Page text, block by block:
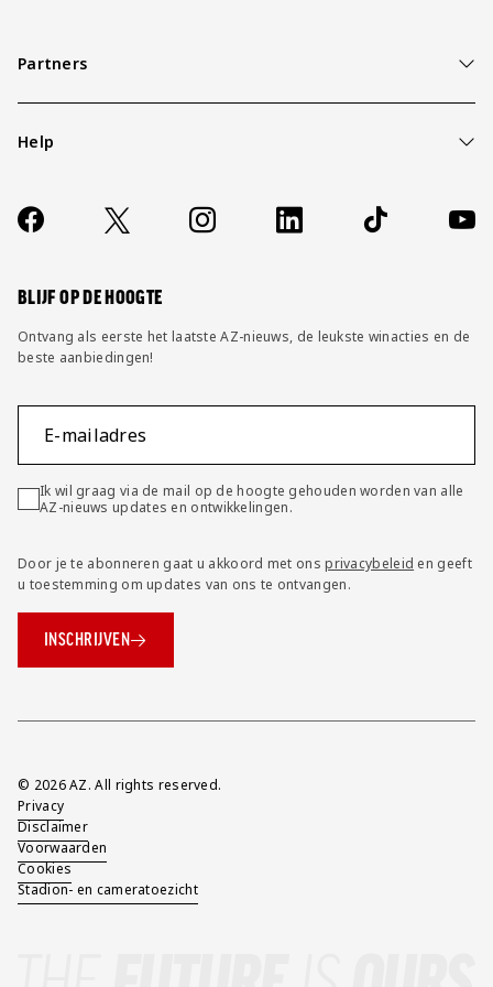
Partners
Help
Contact
FAQ
Socials
https://www.facebook.com/AZAlkmaar
X Instagram LinkedIn TikTok
BLIJF OP DE HOOGTE
Ontvang als eerste het laatste AZ-nieuws, de leukste winacties en de
beste aanbiedingen!
E-mailadres
Ik wil graag via de mail op de hoogte gehouden worden van alle
AZ-nieuws updates en ontwikkelingen.
Door je te abonneren gaat u akkoord met onsprivacybeleid en geeft
u toestemming om updates van ons te ontvangen.
INSCHRIJVEN
Overig
© 2026 AZ. All rights reserved.
Privacy
Disclaimer
Voorwaarden
Cookies
Stadion- en cameratoezicht